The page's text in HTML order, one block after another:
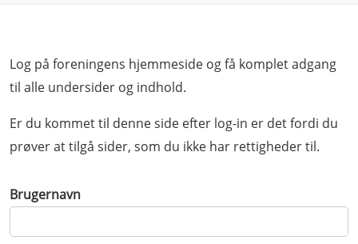
Log på foreningens hjemmeside og få komplet adgang
til alle undersider og indhold.
Er du kommet til denne side efter log-in er det fordi du
prøver at tilgå sider, som du ikke har rettigheder til.
Brugernavn